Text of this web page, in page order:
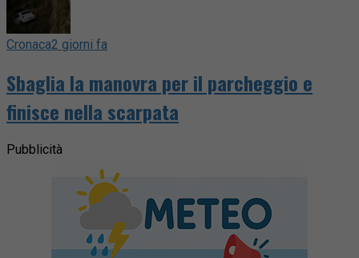
Cronaca2 giorni fa
Sbaglia la manovra per il parcheggio e
finisce nella scarpata
Pubblicità